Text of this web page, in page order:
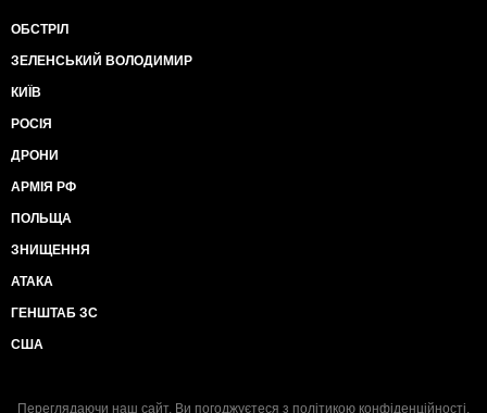
ОБСТРІЛ
ЗЕЛЕНСЬКИЙ ВОЛОДИМИР
КИЇВ
РОСІЯ
ДРОНИ
АРМІЯ РФ
ПОЛЬЩА
ЗНИЩЕННЯ
АТАКА
ГЕНШТАБ ЗС
США
Переглядаючи наш сайт, Ви погоджуєтеся з політикою конфіденційності.